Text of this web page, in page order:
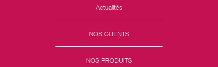
Actualités
NOS CLIENTS
NOS PRODUITS